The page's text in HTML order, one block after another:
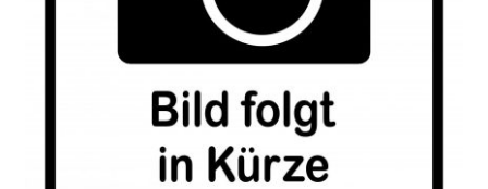
Widerrufsbelehrung